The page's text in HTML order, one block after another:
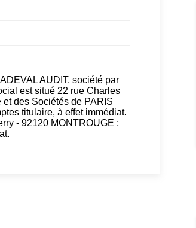
AUDIT, société par
est situé 22 rue Charles
des Sociétés de PARIS
titulaire, à effet immédiat.
- 92120 MONTROUGE ;